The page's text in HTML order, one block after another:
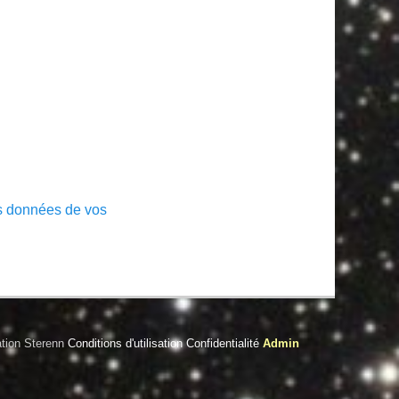
données de vos
Sterenn Conditions d'utilisationConfidentialité Admin